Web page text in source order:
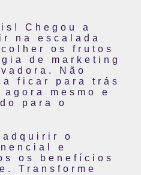
Chegou a
na escalada
os frutos
de marketing
Não
ficar para trás
mesmo e
para o
adquirir o
e
os benefícios
Transforme